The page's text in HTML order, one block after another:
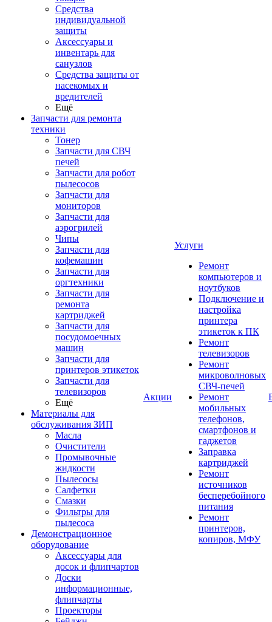
Средства
индивидуальной
защиты
Аксессуары и
инвентарь для
санузлов
Средства защиты от
насекомых и
вредителей
Ещё
Запчасти для ремонта
техники
Тонер
Запчасти для СВЧ
печей
Запчасти для робот
пылесосов
Запчасти для
мониторов
Запчасти для
аэрогрилей
Чипы
Запчасти для
кофемашин
Запчасти для
оргтехники
Запчасти для
ремонта
картриджей
Запчасти для
посудомоечных
машин
Запчасти для
принтеров этикеток
Запчасти для
телевизоров
Ещё
Материалы для
обслуживания ЗИП
Масла
Очистители
Промывочные
жидкости
Пылесосы
Салфетки
Смазки
Фильтры для
пылесоса
Демонстрационное
оборудование
Аксессуары для
досок и флипчартов
Доски
информационные,
флипчарты
Проекторы
Акции
Услуги
Ремонт
компьютеров и
ноутбуков
Подключение и
настройка
принтера
этикеток к ПК
Ремонт
телевизоров
Ремонт
микроволновых
СВЧ-печей
Ремонт
мобильных
телефонов,
смартфонов и
гаджетов
Заправка
картриджей
Ремонт
источников
бесперебойного
питания
Ремонт
принтеров,
копиров, МФУ